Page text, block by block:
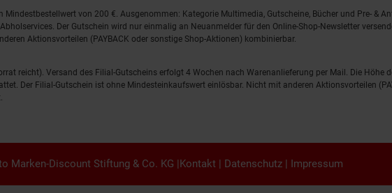
von 200 €. Ausgenommen: Kategorie Multimedia, Gutscheine, Bücher und Pre- &
Der Gutschein wird nur einmalig an Neuanmelder für den Online-Shop-Newsletter
Aktionsvorteilen (PAYBACK oder sonstige Shop-Aktionen) kombinierbar.
reicht). Versand des Filial-Gutscheins erfolgt 4 Wochen nach Warenanlieferung per Mail. Die Höhe
Der Filial-Gutschein ist ohne Mindesteinkaufswert einlösbar. Nicht mit anderen Aktionsvorteilen
Marken-Discount Stiftung & Co. KG |Kontakt | Datenschutz| Impressum